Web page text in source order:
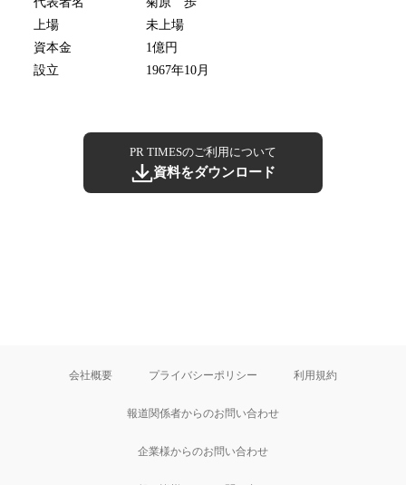
上場
未上場
資本金
1億円
設立
1967年10月
PR TIMESのご利用について
資料をダウンロード
会社概要 プライバシーポリシー 利用規約
報道関係者からのお問い合わせ
企業様からのお問い合わせ